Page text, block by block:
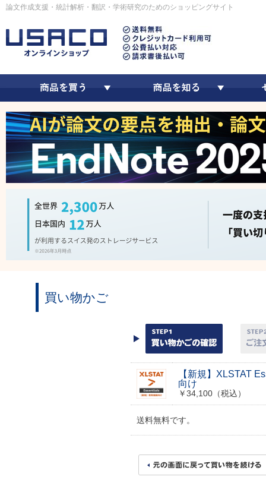
論文作成支援・統計解析・翻訳・学術研究のためのショッピングサイト
買い物かご
【新規】XLSTAT
向け
￥34,100（税込）
送料無料です。